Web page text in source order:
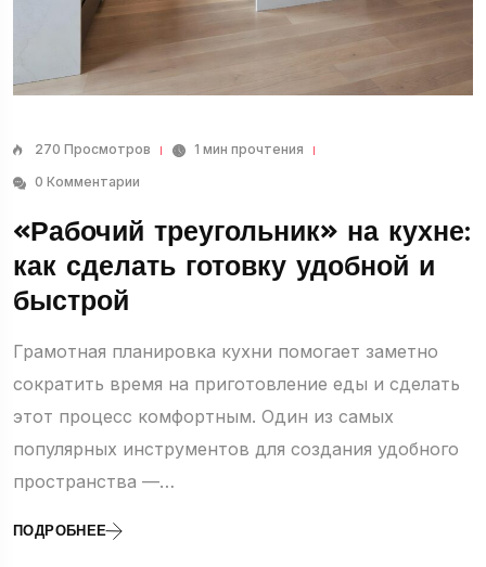
270 Просмотров
1 мин прочтения
0 Комментарии
«Рабочий треугольник» на кухне:
как сделать готовку удобной и
быстрой
Грамотная планировка кухни помогает заметно
сократить время на приготовление еды и сделать
этот процесс комфортным. Один из самых
популярных инструментов для создания удобного
пространства —…
ПОДРОБНЕЕ